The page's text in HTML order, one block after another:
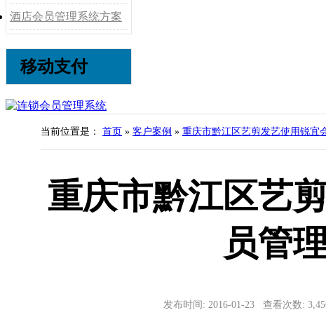
酒店会员管理系统方案
移动支付
当前位置是： 首页 » 客户案例 » 重庆市黔江区艺剪发艺使用锐宜
重庆市黔江区艺
员管
发布时间: 2016-01-23 查看次数: